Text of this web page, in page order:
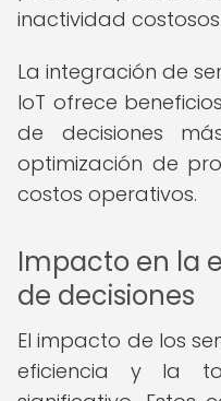
inactividad costosos.
La integración de
IoT ofrece
de decisiones
optimización de
costos operativos.
Impacto en la
de decisiones
El impacto de los
eficiencia y la